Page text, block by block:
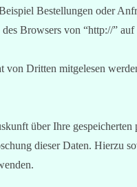
Bestellungen oder
Browsers von “http://”
von Dritten mitgelesen
über Ihre
dieser Daten. Hierzu